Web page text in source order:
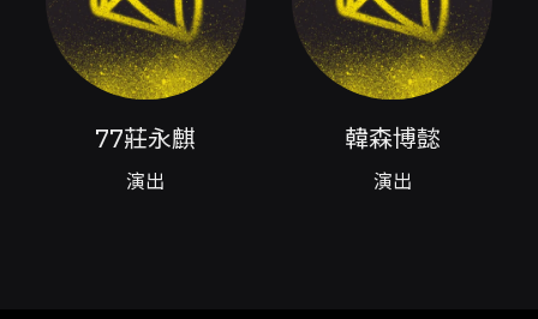
- 退換票規定：本節目採文化部「方案一」，退
票需於演出日前10日（含）之前辦理，退款將酌
收票面金額10%手續費；票券須於規定期限內寄
達或依 KKTIX 指示辦理，逾期不受理。詳情請參
閱 KKTIX 退換票規定。 - 購票安全：請勿於非官
方授權通路購票，避免加價轉售或透過陌生代購
以免遭詐騙或無法入場。 - 身心障礙票注意：請
於啟售前一日完成身份認證，當日認證成功無法
77莊永麒
演出
韓森博懿
演出